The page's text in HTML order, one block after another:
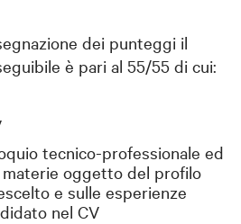
dei punteggi il
è pari al 55/55 di cui:
tecnico-professionale ed
oggetto del profilo
e sulle esperienze
nel CV